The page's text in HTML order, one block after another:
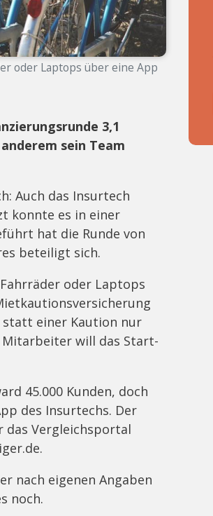
oder Laptops über eine App
3,1
sein Team
Auch das Insurtech
konnte es in einer
hat die Runde von
beteiligt sich.
oder Laptops
statt einer Kaution nur
Mitarbeiter will das Start-
45.000 Kunden, doch
des Insurtechs. Der
das Vergleichsportal
nach eigenen Angaben
noch.